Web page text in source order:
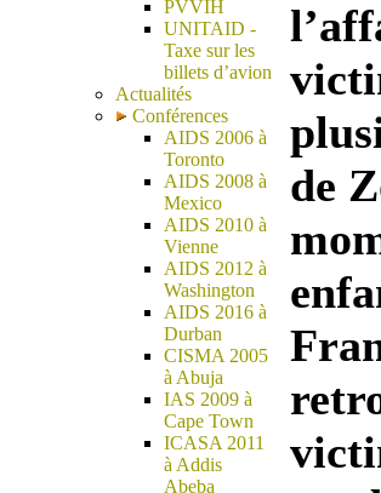
PVVIH
UNITAID -
Taxe sur les
billets d’avion
Actualités
Conférences
AIDS 2006 à
Toronto
AIDS 2008 à
Mexico
AIDS 2010 à
Vienne
AIDS 2012 à
Washington
AIDS 2016 à
Durban
CISMA 2005
à Abuja
IAS 2009 à
Cape Town
ICASA 2011
à Addis
Abeba
de